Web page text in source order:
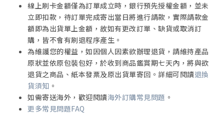
線上刷卡金額僅為訂單成立時，銀行預先授權金額，並未
立即扣款，待訂單完成寄出當日將進行請款，實際請款金
額即為出貨單上金額，故如有更改訂單、缺貨或取消訂
購，皆不會有刷退程序產生。
為維護您的權益，如因個人因素欲辦理退貨，請維持產品
原狀並依原包裝包好，於收到商品鑑賞期七天內，將與欲
退貨之商品、紙本發票及原出貨單寄回。詳細可閱讀退換
貨須知 。
如需寄送海外，歡迎閱讀海外訂購常見問題 。
更多常見問題FAQ